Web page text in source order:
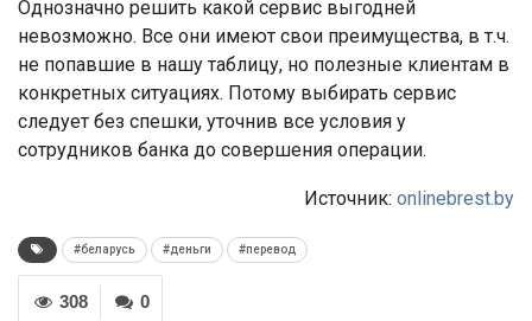
Однозначно решить какой сервис выгодней
невозможно. Все они имеют свои преимущества, в т.ч.
не попавшие в нашу таблицу, но полезные клиентам в
конкретных ситуациях. Потому выбирать сервис
следует без спешки, уточнив все условия у
сотрудников банка до совершения операции.
Источник: onlinebrest.by
#беларусь #деньги #перевод
0
308